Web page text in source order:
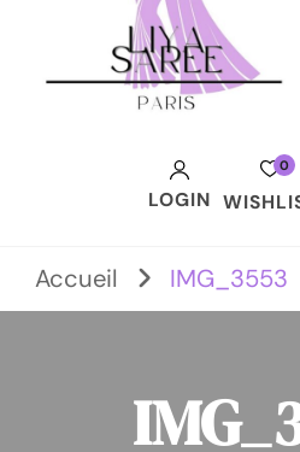
LOGIN
0
Votre panier
Accueil IMG_3553